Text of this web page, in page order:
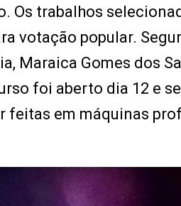
Os trabalhos
votação popular.
Maraica Gomes dos
foi aberto dia 12 e
feitas em máquinas